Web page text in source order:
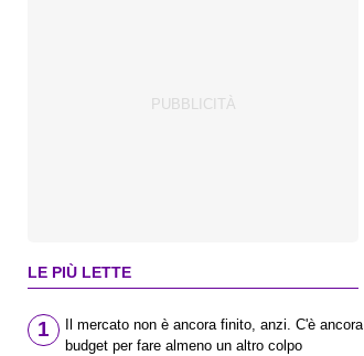
LE PIÙ LETTE
1
Il mercato non è ancora finito, anzi. C'è ancora
budget per fare almeno un altro colpo